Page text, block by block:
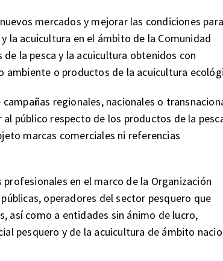
mercados y mejorar las condiciones
la acuicultura en el ámbito de la Comunidad
la pesca y la acuicultura obtenidos con
o productos de la acuicultura
regionales, nacionales o
público respecto de los productos de la
marcas comerciales ni referencias
en el marco de la Organización
operadores del sector pesquero que
así como a entidades sin ánimo de lucro,
pesquero y de la acuicultura de ámbito